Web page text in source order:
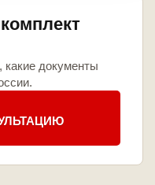
документы